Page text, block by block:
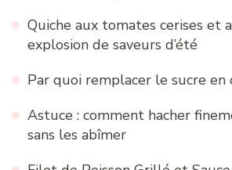
Quiche aux tomates cerises et
explosion de saveurs d’été
Par quoi remplacer le sucre en
Astuce : comment hacher
sans les abîmer